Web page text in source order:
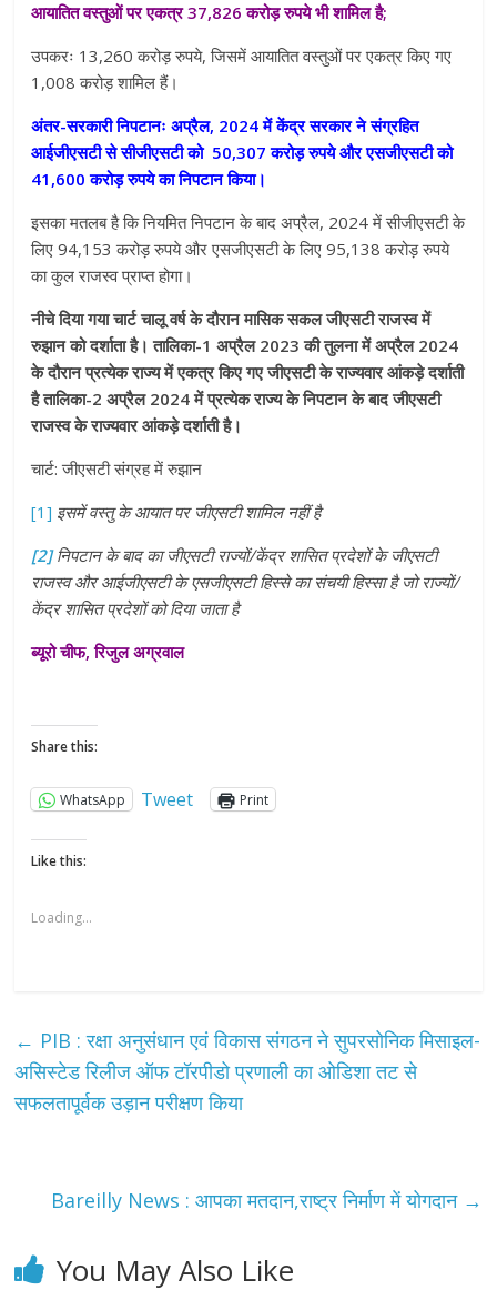
आयातित वस्तुओं पर एकत्र 37,826 करोड़ रुपये भी शामिल है;
उपकरः 13,260 करोड़ रुपये, जिसमें आयातित वस्तुओं पर एकत्र किए गए
1,008 करोड़ शामिल हैं।
अंतर-सरकारी निपटानः अप्रैल, 2024 में केंद्र सरकार ने संग्रहित
आईजीएसटी से सीजीएसटी को 50,307 करोड़ रुपये और एसजीएसटी को
41,600 करोड़ रुपये का निपटान किया।
इसका मतलब है कि नियमित निपटान के बाद अप्रैल, 2024 में सीजीएसटी के
लिए 94,153 करोड़ रुपये और एसजीएसटी के लिए 95,138 करोड़ रुपये
का कुल राजस्व प्राप्त होगा।
नीचे दिया गया चार्ट चालू वर्ष के दौरान मासिक सकल जीएसटी राजस्व में
रुझान को दर्शाता है। तालिका-1 अप्रैल 2023 की तुलना में अप्रैल 2024
के दौरान प्रत्येक राज्य में एकत्र किए गए जीएसटी के राज्यवार आंकड़े दर्शाती
है तालिका-2 अप्रैल 2024 में प्रत्येक राज्य के निपटान के बाद जीएसटी
राजस्व के राज्यवार आंकड़े दर्शाती है।
चार्ट: जीएसटी संग्रह में रुझान
[1] इसमें वस्तु के आयात पर जीएसटी शामिल नहीं है
[2] निपटान के बाद का जीएसटी राज्यों/केंद्र शासित प्रदेशों के जीएसटी
राजस्व और आईजीएसटी के एसजीएसटी हिस्से का संचयी हिस्सा है जो राज्यों/
केंद्र शासित प्रदेशों को दिया जाता है
ब्यूरो चीफ, रिजुल अग्रवाल
Share this:
WhatsApp Tweet Print
Like this:
Loading...
← PIB : रक्षा अनुसंधान एवं विकास संगठन ने सुपरसोनिक मिसाइल-
असिस्टेड रिलीज ऑफ टॉरपीडो प्रणाली का ओडिशा तट से
सफलतापूर्वक उड़ान परीक्षण किया
Bareilly News : आपका मतदान,राष्ट्र निर्माण में योगदान →
You May Also Like